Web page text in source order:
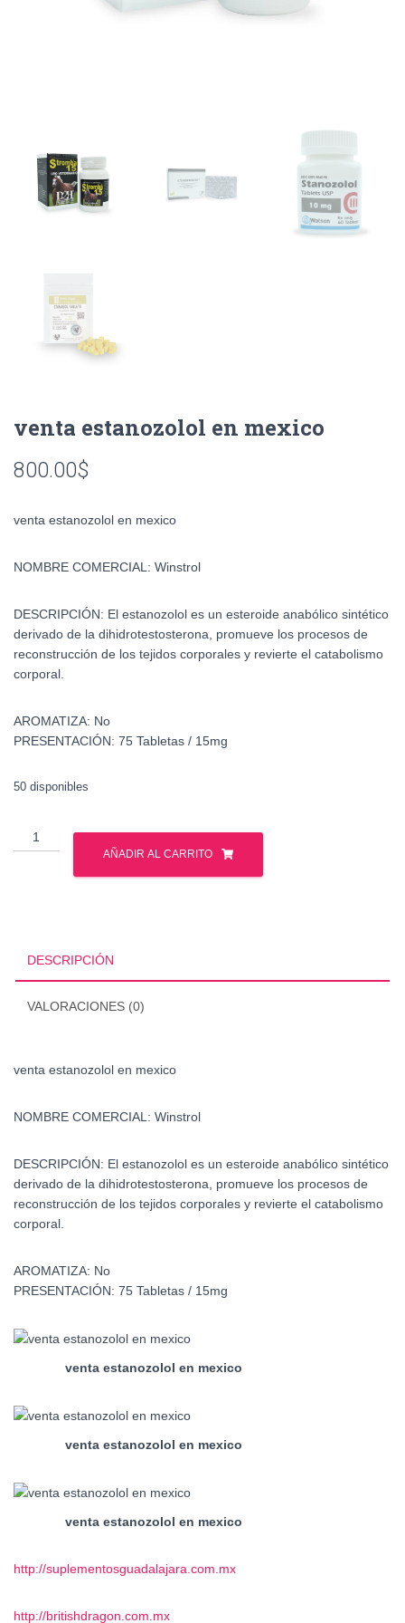
venta estanozolol en mexico
800.00$
venta estanozolol en mexico
NOMBRE COMERCIAL: Winstrol
DESCRIPCIÓN: El estanozolol es un esteroide anabólico sintético
derivado de la dihidrotestosterona, promueve los procesos de
reconstrucción de los tejidos corporales y revierte el catabolismo
corporal.
AROMATIZA: No
PRESENTACIÓN: 75 Tabletas / 15mg
50 disponibles
venta
estanozolol
AÑADIR AL CARRITO
DESCRIPCIÓN
VALORACIONES (0)
venta estanozolol en mexico
NOMBRE COMERCIAL: Winstrol
DESCRIPCIÓN: El estanozolol es un esteroide anabólico sintético
derivado de la dihidrotestosterona, promueve los procesos de
reconstrucción de los tejidos corporales y revierte el catabolismo
corporal.
AROMATIZA: No
PRESENTACIÓN: 75 Tabletas / 15mg
venta estanozolol en mexico
venta estanozolol en mexico
venta estanozolol en mexico
http://suplementosguadalajara.com.mx
http://britishdragon.com.mx